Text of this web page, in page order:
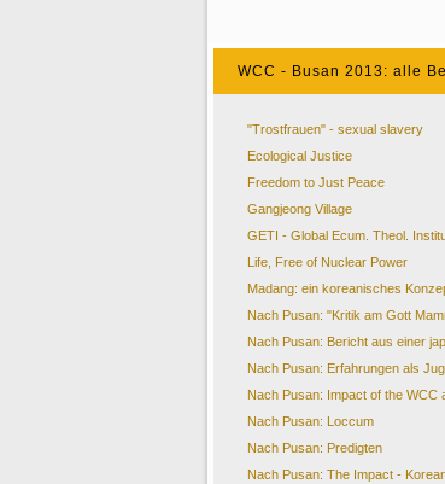
WCC - Busan 2013: alle
"Trostfrauen" - sexual slavery
Ecological Justice
Freedom to Just Peace
Gangjeong Village
GETI - Global Ecum. Theol.
Life, Free of Nuclear Power
Madang: ein koreanisches
Nach Pusan: "Kritik am Gott
Nach Pusan: Bericht aus einer
Nach Pusan: Erfahrungen als
Nach Pusan: Impact of the WCC
Nach Pusan: Loccum
Nach Pusan: Predigten
Nach Pusan: The Impact -